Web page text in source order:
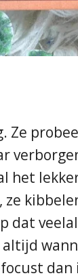
Ze
het
dat